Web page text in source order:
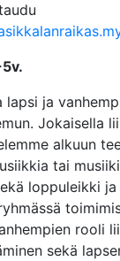
lapsi ja
Jokaisella
alkuun
tai
loppuleikki
rooli
sekä